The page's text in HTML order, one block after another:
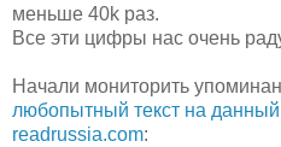
меньше 40k раз.
Все эти цифры нас очень
Начали мониторить
любопытный текст на
readrussia.com: